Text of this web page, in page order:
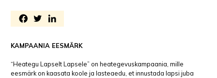
KAMPAANIA EESMÄRK
“Heategu Lapselt Lapsele” on heategevuskampaania, mille
eesmärk on kaasata koole ja lasteaedu, et innustada lapsi juba